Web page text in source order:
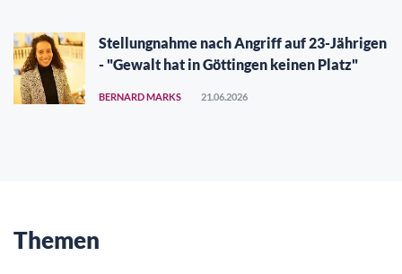
Stellungnahme nach Angriff auf 23-Jährigen
- "Gewalt hat in Göttingen keinen Platz"
BERNARD MARKS 21.06.2026
Themen